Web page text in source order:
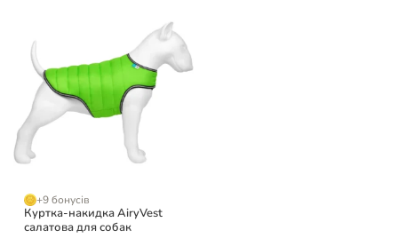
+9 бонусів
Куртка-накидка AiryVest
салатова для собак